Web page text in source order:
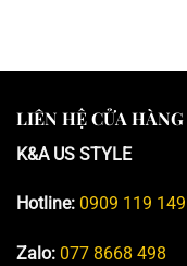
LIÊN HỆ CỬA HÀNG
K&A US STYLE
Hotline: 0909 119 149
Zalo: 077 8668 498